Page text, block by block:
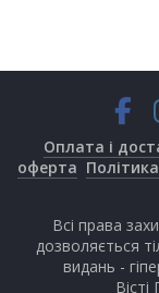
Оплата і
оферта
Всі права
дозволяється
видань -